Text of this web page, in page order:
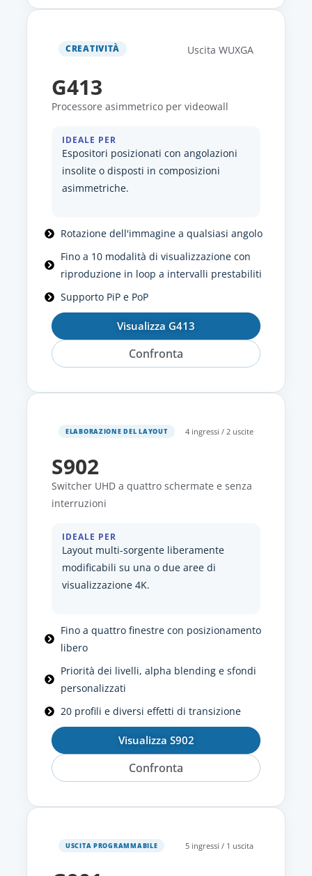
CREATIVITÀ Uscita WUXGA
G413
Processore asimmetrico per videowall
IDEALE PER
Espositori posizionati con angolazioni
insolite o disposti in composizioni
asimmetriche.
Rotazione dell'immagine a qualsiasi angolo
Fino a 10 modalità di visualizzazione con
riproduzione in loop a intervalli prestabiliti
Supporto PiP e PoP
Visualizza G413
Confronta
ELABORAZIONE DEL LAYOUT 4 ingressi / 2 uscite
S902
Switcher UHD a quattro schermate e senza
interruzioni
IDEALE PER
Layout multi-sorgente liberamente
modificabili su una o due aree di
visualizzazione 4K.
Fino a quattro finestre con posizionamento
libero
Priorità dei livelli, alpha blending e sfondi
personalizzati
20 profili e diversi effetti di transizione
Visualizza S902
Confronta
USCITA PROGRAMMABILE 5 ingressi / 1 uscita